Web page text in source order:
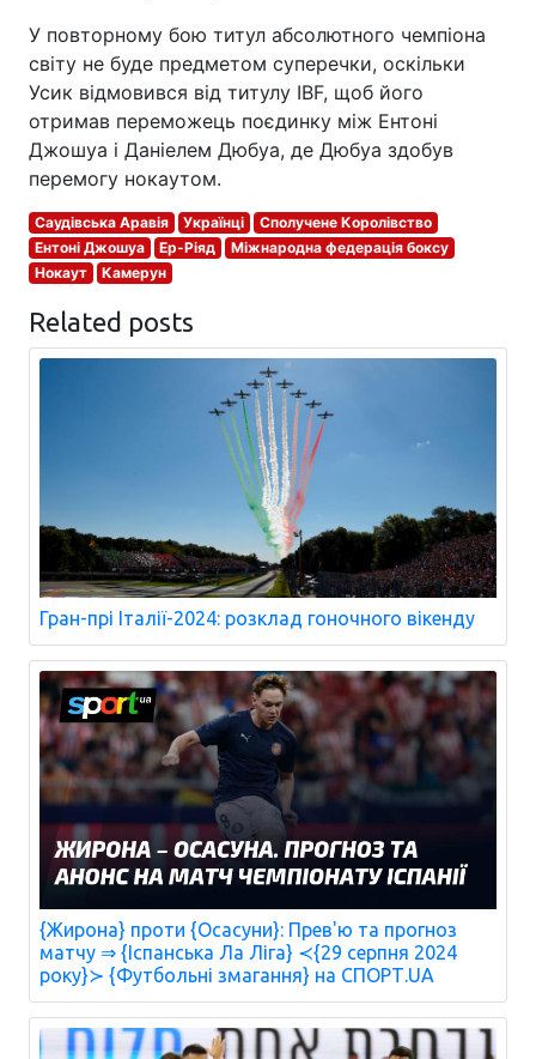
У повторному бою титул абсолютного чемпіона
світу не буде предметом суперечки, оскільки
Усик відмовився від титулу IBF, щоб його
отримав переможець поєдинку між Ентоні
Джошуа і Даніелем Дюбуа, де Дюбуа здобув
перемогу нокаутом.
Саудівська Аравія Українці
Сполучене Королівство
Ентоні Джошуа
Ер-Ріяд
Міжнародна федерація боксу
Нокаут
Камерун
Related posts
Гран-прі Італії-2024: розклад гоночного вікенду
{Жирона} проти {Осасуни}: Прев'ю та прогноз
матчу ⇒ {Іспанська Ла Ліга} ≺{29 серпня 2024
року}≻ {Футбольні змагання} на СПОРТ.UA